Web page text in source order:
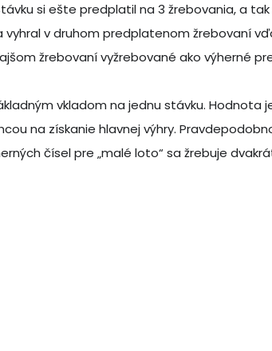
si ešte predplatil na 3 žrebovania, a
vyhral v druhom predplatenom žrebovaní
žrebovaní vyžrebované ako výherné
vkladom na jednu stávku. Hodnota
na získanie hlavnej výhry.
čísel pre „malé loto“ sa žrebuje